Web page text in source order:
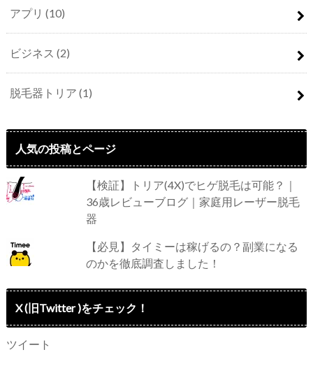
アプリ (10)
ビジネス (2)
脱毛器トリア (1)
人気の投稿とページ
【検証】トリア(4X)でヒゲ脱毛は可能？｜
36歳レビューブログ｜家庭用レーザー脱毛
器
【必見】タイミーは稼げるの？副業になる
のかを徹底調査しました！
X (旧Twitter )をチェック！
ツイート